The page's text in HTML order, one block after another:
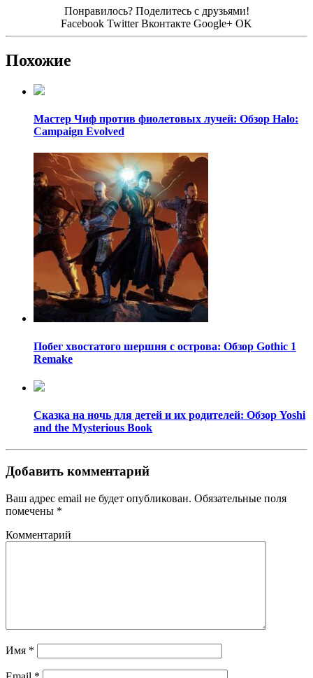
Понравилось? Поделитесь с друзьями!
Facebook Twitter Вконтакте Google+ OK
Похожие
Мастер Чиф против фиолетовых лучей: Обзор Halo:
Campaign Evolved
Побег хвостатого шершня с острова: Обзор Gothic 1
Remake
Сказка на ночь для детей и их родителей: Обзор Yoshi
and the Mysterious Book
Добавить комментарий
Ваш адрес email не будет опубликован. Обязательные поля
помечены *
Комментарий
Имя *